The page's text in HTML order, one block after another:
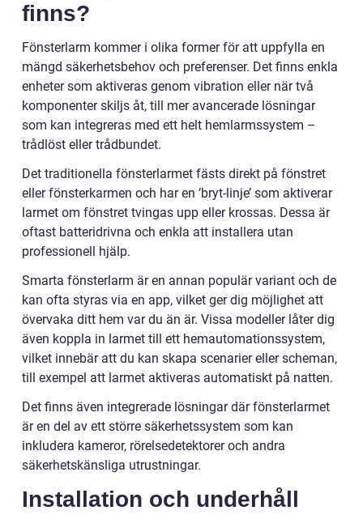
finns?
Fönsterlarm kommer i olika former för att uppfylla en
mängd säkerhetsbehov och preferenser. Det finns enkla
enheter som aktiveras genom vibration eller när två
komponenter skiljs åt, till mer avancerade lösningar
som kan integreras med ett helt hemlarmssystem –
trådlöst eller trådbundet.
Det traditionella fönsterlarmet fästs direkt på fönstret
eller fönsterkarmen och har en ’bryt-linje’ som aktiverar
larmet om fönstret tvingas upp eller krossas. Dessa är
oftast batteridrivna och enkla att installera utan
professionell hjälp.
Smarta fönsterlarm är en annan populär variant och de
kan ofta styras via en app, vilket ger dig möjlighet att
övervaka ditt hem var du än är. Vissa modeller låter dig
även koppla in larmet till ett hemautomationssystem,
vilket innebär att du kan skapa scenarier eller scheman,
till exempel att larmet aktiveras automatiskt på natten.
Det finns även integrerade lösningar där fönsterlarmet
är en del av ett större säkerhetssystem som kan
inkludera kameror, rörelsedetektorer och andra
säkerhetskänsliga utrustningar.
Installation och underhåll